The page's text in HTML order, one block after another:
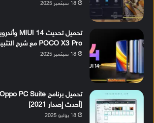
18 سبتمبر 2025
POCO X3 Pro مع شرح التثبيت
18 سبتمبر 2025
[أحدث إصدار 2021]
18 يوليو 2025